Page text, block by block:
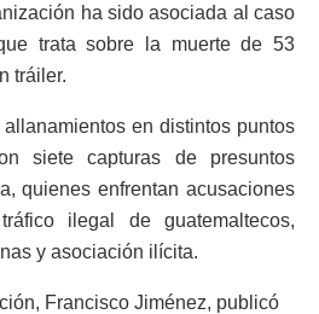
ha sido asociada al caso
trata sobre la muerte de 53
tráiler.
en distintos puntos
siete capturas de presuntos
quienes enfrentan acusaciones
ilegal de guatemaltecos,
y asociación ilícita.
Francisco Jiménez, publicó